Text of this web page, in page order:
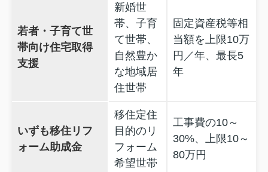
若者・子育て世
帯向け住宅取得
支援
新婚世
帯、子育
て世帯、
自然豊か
な地域居
住世帯
固定資産税等相
当額を上限10万
円／年、最長5
年
いずも移住リフ
ォーム助成金
移住定住
目的のリ
フォーム
希望世帯
工事費の10～
30%、上限10～
80万円